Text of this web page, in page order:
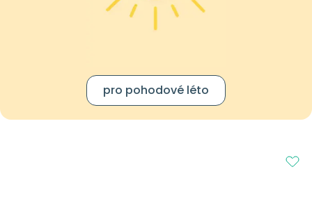
pro pohodové léto